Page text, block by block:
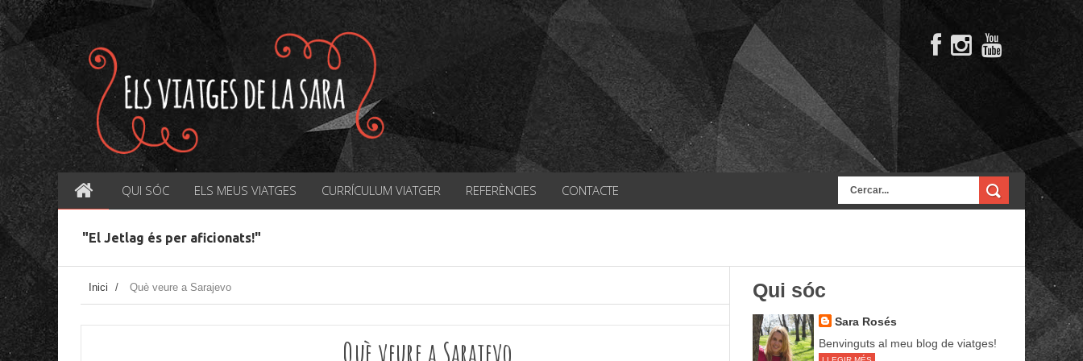
QUI SÓC ELS MEUS VIATGES CURRÍCULUM VIATGER REFERÈNCIES CONTACTE
"El Jetlag és per aficionats!"
Inici / Què veure a Sarajevo
Què veure a Sarajevo
Qui sóc
Sara Rosés
Benvinguts al meu blog de viatges!